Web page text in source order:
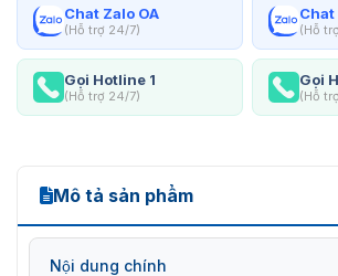
Chat Zalo OA
(Hỗ trợ 24/7)
Chat
(Hỗ
Gọi Hotline 1
(Hỗ trợ 24/7)
Gọi
(Hỗ
Mô tả sản phẩm
Nội dung chính